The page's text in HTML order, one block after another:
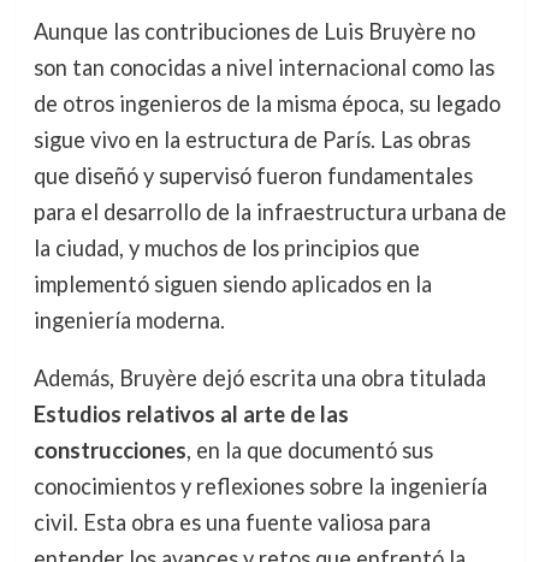
Aunque las contribuciones de Luis Bruyère no
son tan conocidas a nivel internacional como las
de otros ingenieros de la misma época, su legado
sigue vivo en la estructura de París. Las obras
que diseñó y supervisó fueron fundamentales
para el desarrollo de la infraestructura urbana de
la ciudad, y muchos de los principios que
implementó siguen siendo aplicados en la
ingeniería moderna.
Además, Bruyère dejó escrita una obra titulada
Estudios relativos al arte de las
construcciones, en la que documentó sus
conocimientos y reflexiones sobre la ingeniería
civil. Esta obra es una fuente valiosa para